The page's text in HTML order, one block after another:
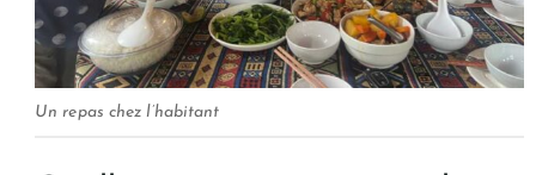
Un repas chez l’habitant